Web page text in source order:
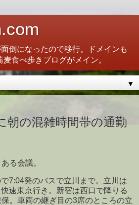
倒になったので移行。ドメインも
食べ歩きブログがメイン。
▼
朝の混雑時間帯の通勤
る会議。
7:04発のバスで立川まで。立川は
速東京行き。新宿は西口で降りる
。車両の継ぎ目の3席のところの立